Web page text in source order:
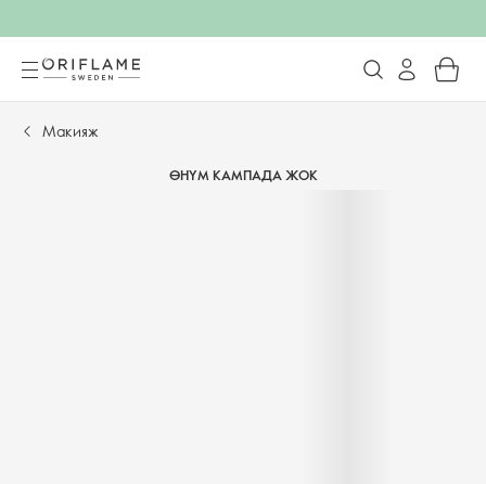
Макияж
ӨНҮМ КАМПАДА ЖОК